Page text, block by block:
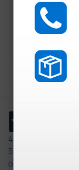
315,20 €
0 €
4,4
597
opiniones